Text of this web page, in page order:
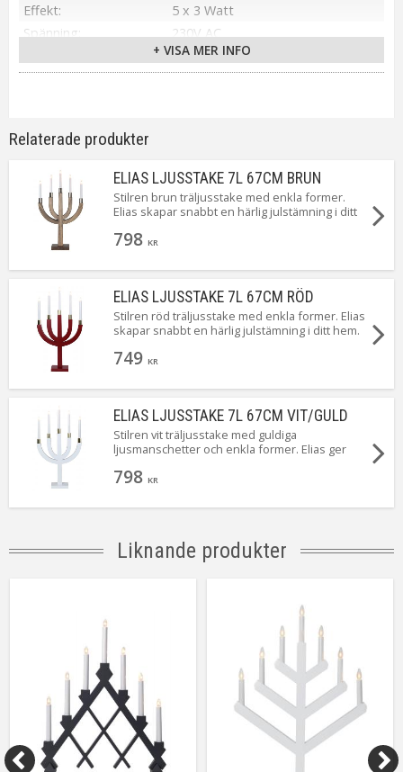
Effekt
5 x 3 Watt
Spänning
230V AC
IP20
Material / Färg
Svart
Ljusfärg
Livslängd
ca. 1000 h
On/Off
Brytare: Av/På
Kabellängd
180 cm
Spänning Ljuskälla
+ VISA MER INFO
Relaterade produkter
ELIAS LJUSSTAKE 7L 67CM BRUN
Stilren brun träljusstake med enkla former.
Elias skapar snabbt en härlig julstämning i ditt
798 KR
ELIAS LJUSSTAKE 7L 67CM RÖD
Stilren röd träljusstake med enkla former. Elias
skapar snabbt en härlig julstämning i ditt hem.
749 KR
ELIAS LJUSSTAKE 7L 67CM VIT/GULD
Stilren vit träljusstake med guldiga
ljusmanschetter och enkla former. Elias ger
även i fler färger.
798 KR
Liknande produkter